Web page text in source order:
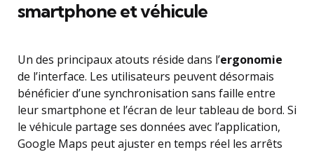
smartphone et véhicule
Un des principaux atouts réside dans l’ergonomie
de l’interface. Les utilisateurs peuvent désormais
bénéficier d’une synchronisation sans faille entre
leur smartphone et l’écran de leur tableau de bord. Si
le véhicule partage ses données avec l’application,
Google Maps peut ajuster en temps réel les arrêts